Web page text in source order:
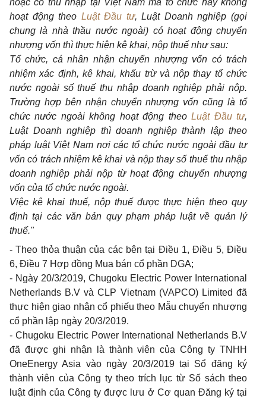
hoặc có thu nhập tại Việt Nam mà tổ chức này không
hoạt động theo Luật Đầu tư, Luật Doanh nghiệp (gọi
chung là nhà thầu nước ngoài) có hoạt động chuyển
nhượng vốn thì thực hiện kê khai, nộp thuế như sau:
Tổ chức, cá nhân nhận chuyển nhượng vốn có trách
nhiệm xác định, kê khai, khấu trừ và nộp thay tổ chức
nước ngoài số thuế thu nhập doanh nghiệp phải nộp.
Trường hợp bên nhận chuyển nhượng vốn cũng là tổ
chức nước ngoài không hoạt động theoLuật Đầu tư,
Luật Doanh nghiệp thì doanh nghiệp thành lập theo
pháp luật Việt Nam nơi các tổ chức nước ngoài đầu tư
vốn có trách nhiệm kê khai và nộp thay số thuế thu nhập
doanh nghiệp phải nộp từ hoạt động chuyển nhượng
vốn của tổ chức nước ngoài.
Việc kê khai thuế, nộp thuế được thực hiện theo quy
định tại các văn bản quy phạm pháp luật về quản lý
thuế."
- Theo thỏa thuận của các bên tại Điều 1, Điều 5, Điều
6, Điều 7 Hợp đồng Mua bán cổ phần DGA;
- Ngày 20/3/2019, Chugoku Electric Power International
Netherlands B.V và CLP Vietnam (VAPCO) Limited đã
thực hiện giao nhận cổ phiếu theo Mẫu chuyển nhượng
cổ phần lập ngày 20/3/2019.
- Chugoku Electric Power International Netherlands B.V
đã được ghi nhận là thành viên của Công ty TNHH
OneEnergy Asia vào ngày 20/3/2019 tại Sổ đăng ký
thành viên của Công ty theo trích lục từ Số sách theo
luật định của Công ty được lưu ở Cơ quan Đăng ký tại